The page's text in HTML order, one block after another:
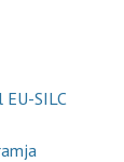
SILC